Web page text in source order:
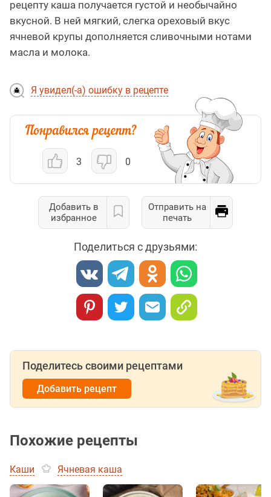
рецепту каша получается густой и необычайно
вкусной. В ней мягкий, слегка ореховый вкус
ячневой крупы дополняется сливочными нотами
масла и молока.
Я увидел(-а) ошибку в рецепте
3 0
Добавить в
избранное
Отправить на
печать
Поделиться с друзьями:
Поделитесь своими рецептами
Добавить рецепт
Похожие рецепты
Каши Ячневая каша